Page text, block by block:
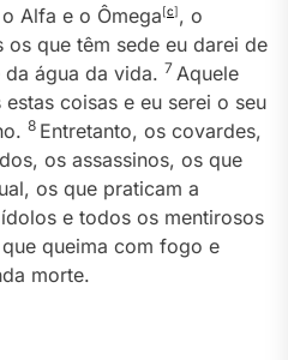
Alfa e o Ômega[c], o
que têm sede eu darei de
água da vida. 7 Aquele
coisas e eu serei o seu
8 Entretanto, os covardes,
os assassinos, os que
os que praticam a
e todos os mentirosos
queima com fogo e
morte.